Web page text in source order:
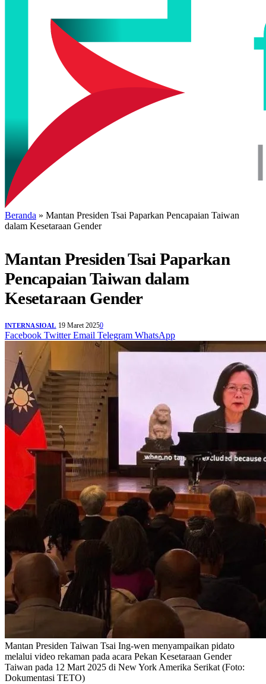
Beranda » Mantan Presiden Tsai Paparkan Pencapaian Taiwan
dalam Kesetaraan Gender
Mantan Presiden Tsai Paparkan
Pencapaian Taiwan dalam
Kesetaraan Gender
INTERNASIOAL 19 Maret 20250
Facebook Twitter Email Telegram WhatsApp
Mantan Presiden Taiwan Tsai Ing-wen menyampaikan pidato
melalui video rekaman pada acara Pekan Kesetaraan Gender
Taiwan pada 12 Mart 2025 di New York Amerika Serikat (Foto:
Dokumentasi TETO)